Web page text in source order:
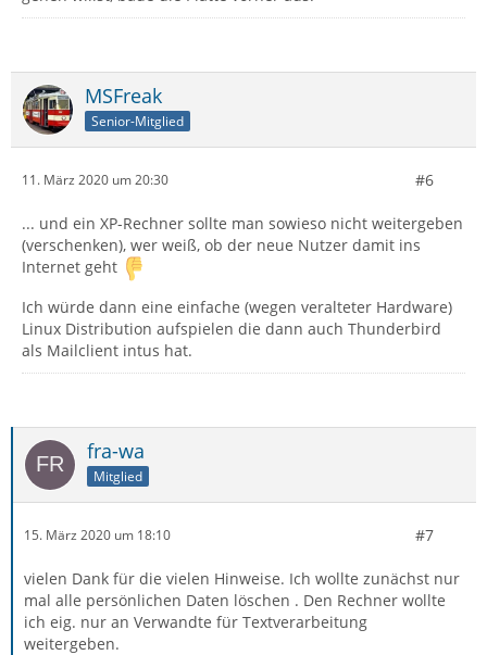
MSFreak
Senior-Mitglied
11. März 2020 um 20:30 #6
... und ein XP-Rechner sollte man sowieso nicht weitergeben
(verschenken), wer weiß, ob der neue Nutzer damit ins
Internet geht
Ich würde dann eine einfache (wegen veralteter Hardware)
Linux Distribution aufspielen die dann auch Thunderbird
als Mailclient intus hat.
fra-wa
Mitglied
15. März 2020 um 18:10 #7
vielen Dank für die vielen Hinweise. Ich wollte zunächst nur
mal alle persönlichen Daten löschen . Den Rechner wollte
ich eig. nur an Verwandte für Textverarbeitung
weitergeben.